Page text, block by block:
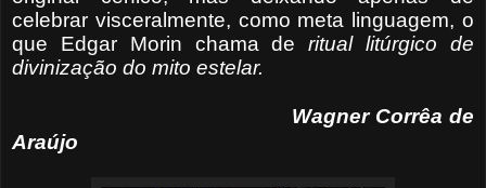
celebrar visceralmente, como meta linguagem, o
que Edgar Morin chama deritual litúrgico de
divinização do mito estelar.
Wagner Corrêa de
Araújo